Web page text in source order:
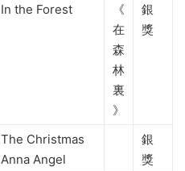
In the Forest
《
在
森
林
裏
》
銀
獎
The Christmas
Anna Angel
銀
獎